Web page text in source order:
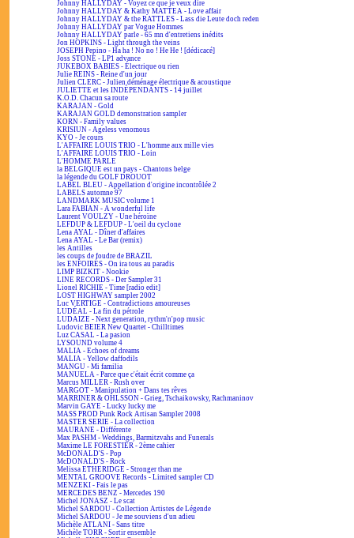
Johnny HALLYDAY - Voyez ce que je veux dire
Johnny HALLYDAY & Kathy MATTEA - Love affair
Johnny HALLYDAY & the RATTLES - Lass die Leute doch reden
Johnny HALLYDAY par Vogue Hommes
Johnny HALLYDAY parle - 65 mn d'entretiens inédits
Jon HOPKINS - Light through the veins
JOSEPH Pepino - Ha ha ! No no ! He He ! [dédicacé]
Joss STONE - LP1 advance
JUKEBOX BABIES - Électrique ou rien
Julie REINS - Reine d'un jour
Julien CLERC - Julien déménage électrique & acoustique
JULIETTE et les INDÉPENDANTS - 14 juillet
K.O.D. Chacun sa route
KARAJAN - Gold
KARAJAN GOLD demonstration sampler
KORN - Family values
KRISIUN - Ageless venomous
KYO - Je cours
L'AFFAIRE LOUIS TRIO - L'homme aux mille vies
L'AFFAIRE LOUIS TRIO - Loin
L'HOMME PARLE
la BELGIQUE est un pays - Chantons belge
la légende du GOLF DROUOT
LABEL BLEU - Appellation d'origine incontrôlée 2
LABELS automne 97
LANDMARK MUSIC volume 1
Lara FABIAN - A wonderful life
Laurent VOULZY - Une héroïne
LEFDUP & LEFDUP - L'oeil du cyclone
Lena AYAL - Dîner d'affaires
Lena AYAL - Le Bar (remix)
les Antilles
les coups de foudre de BRAZIL
les ENFOIRÉS - On ira tous au paradis
LIMP BIZKIT - Nookie
LINE RECORDS - Der Sampler 31
Lionel RICHIE - Time [radio edit]
LOST HIGHWAY sampler 2002
Luc VERTIGE - Contradictions amoureuses
LUDÉAL - La fin du pétrole
LUDAIZE - Next generation, rythm'n'pop music
Ludovic BEIER New Quartet - Chilltimes
Luz CASAL - La pasion
LYSOUND volume 4
MALIA - Echoes of dreams
MALIA - Yellow daffodils
MANGU - Mi familia
MANUELA - Parce que c'était écrit comme ça
Marcus MILLER - Rush over
MARGOT - Manipulation + Dans tes rêves
MARRINER & OHLSSON - Grieg, Tschaikowsky, Rachmaninov
Marvin GAYE - Lucky lucky me
MASS PROD Punk Rock Artisan Sampler 2008
MASTER SERIE - La collection
MAURANE - Différente
Max PASHM - Weddings, Barmitzvahs and Funerals
Maxime LE FORESTIER - 2ème cahier
McDONALD'S - Pop
McDONALD'S - Rock
Melissa ETHERIDGE - Stronger than me
MENTAL GROOVE Records - Limited sampler CD
MENZEKI - Fais le pas
MERCEDES BENZ - Mercedes 190
Michel JONASZ - Le scat
Michel SARDOU - Collection Artistes de Légende
Michel SARDOU - Je me souviens d'un adieu
Michèle ATLANI - Sans titre
Michèle TORR - Sortir ensemble